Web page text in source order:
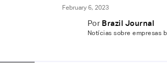
February 6, 2023
Por Brazil Journal
Notícias sobre empresas